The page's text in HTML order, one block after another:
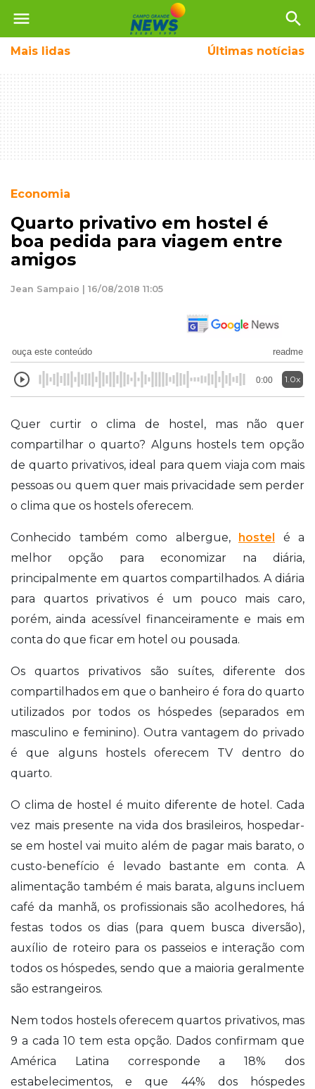
menu search
Mais lidas Últimas notícias
Economia
Quarto privativo em hostel é
boa pedida para viagem entre
amigos
Jean Sampaio | 16/08/2018 11:05
ouça este conteúdo readme
0:00 1.0x
Quer curtir o clima de hostel, mas não quer
compartilhar o quarto? Alguns hostels tem opção
de quarto privativos, ideal para quem viaja com mais
pessoas ou quem quer mais privacidade sem perder
o clima que os hostels oferecem.
Conhecido também como albergue, hostel é a
melhor opção para economizar na diária,
principalmente em quartos compartilhados. A diária
para quartos privativos é um pouco mais caro,
porém, ainda acessível financeiramente e mais em
conta do que ficar em hotel ou pousada.
Os quartos privativos são suítes, diferente dos
compartilhados em que o banheiro é fora do quarto
utilizados por todos os hóspedes (separados em
masculino e feminino). Outra vantagem do privado
é que alguns hostels oferecem TV dentro do
quarto.
O clima de hostel é muito diferente de hotel. Cada
vez mais presente na vida dos brasileiros, hospedar-
se em hostel vai muito além de pagar mais barato, o
custo-benefício é levado bastante em conta. A
alimentação também é mais barata, alguns incluem
café da manhã, os profissionais são acolhedores, há
festas todos os dias (para quem busca diversão),
auxílio de roteiro para os passeios e interação com
todos os hóspedes, sendo que a maioria geralmente
são estrangeiros.
Nem todos hostels oferecem quartos privativos, mas
9 a cada 10 tem esta opção. Dados confirmam que
América Latina corresponde a 18% dos
estabelecimentos, e que 44% dos hóspedes